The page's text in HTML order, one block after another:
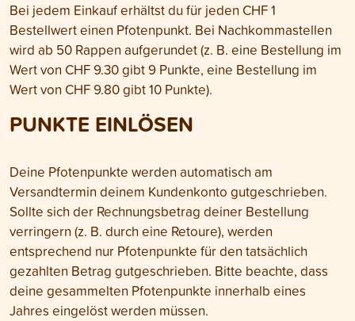
Bei jedem Einkauf erhältst du für jeden CHF 1
Bestellwert einen Pfotenpunkt. Bei Nachkommastellen
wird ab 50 Rappen aufgerundet (z. B. eine Bestellung im
Wert von CHF 9.30 gibt 9 Punkte, eine Bestellung im
Wert von CHF 9.80 gibt 10 Punkte).
PUNKTE EINLÖSEN
Deine Pfotenpunkte werden automatisch am
Versandtermin deinem Kundenkonto gutgeschrieben.
Sollte sich der Rechnungsbetrag deiner Bestellung
verringern (z. B. durch eine Retoure), werden
entsprechend nur Pfotenpunkte für den tatsächlich
gezahlten Betrag gutgeschrieben. Bitte beachte, dass
deine gesammelten Pfotenpunkte innerhalb eines
Jahres eingelöst werden müssen.